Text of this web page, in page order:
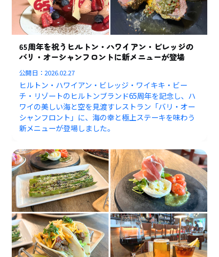
65周年を祝うヒルトン・ハワイアン・ビレッジの
バリ・オーシャンフロントに新メニューが登場
公開日：2026.02.27
ヒルトン・ハワイアン・ビレッジ・ワイキキ・ビー
チ・リゾートのヒルトンブランド65周年を記念し、ハ
ワイの美しい海と空を見渡すレストラン「バリ・オー
シャンフロント」に、海の幸と極上ステーキを味わう
新メニューが登場しました。